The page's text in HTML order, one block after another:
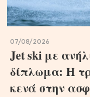
07/08/2026
Jet ski με
δίπλωμα: Η
κενά στην